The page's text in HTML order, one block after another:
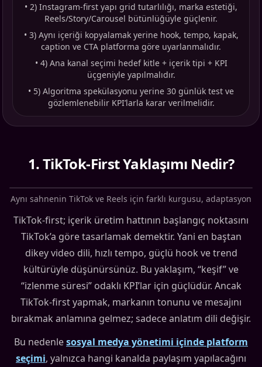
• 2) Instagram-first yapı grid tutarlılığı, marka estetiği,
Reels/Story/Carousel bütünlüğüyle güçlenir.
• 3) Aynı içeriği kopyalamak yerine hook, tempo, kapak,
caption ve CTA platforma göre uyarlanmalıdır.
• 4) Ana kanal seçimi hedef kitle + içerik tipi + KPI
üçgeniyle yapılmalıdır.
• 5) Algoritma spekülasyonu yerine 30 günlük test ve
gözlemlenebilir KPI’larla karar verilmelidir.
1.TikTok-First Yaklaşımı Nedir?
Aynı sahnenin TikTok ve Reels için farklı kurgusu, adaptasyon
TikTok-first; içerik üretim hattının başlangıç noktasını
TikTok’a göre tasarlamak demektir. Yani en baştan
dikey video dili, hızlı tempo, güçlü hook ve trend
kültürüyle düşünürsünüz. Bu yaklaşım, “keşif” ve
“izlenme süresi” odaklı KPI’lar için güçlüdür. Ancak
TikTok-first yapmak, markanın tonunu ve mesajını
bırakmak anlamına gelmez; sadece anlatım dili değişir.
Bu nedenlesosyal medya yönetimi içinde platform
seçimi, yalnızca hangi kanalda paylaşım yapılacağını